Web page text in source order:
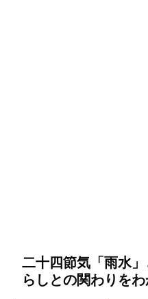
二十四節気「雨水
らしとの関わりを